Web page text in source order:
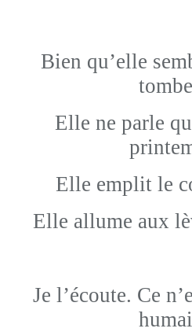
Bien qu’elle
Elle ne parle
Elle emplit le
Elle allume aux
Je l’écoute. Ce